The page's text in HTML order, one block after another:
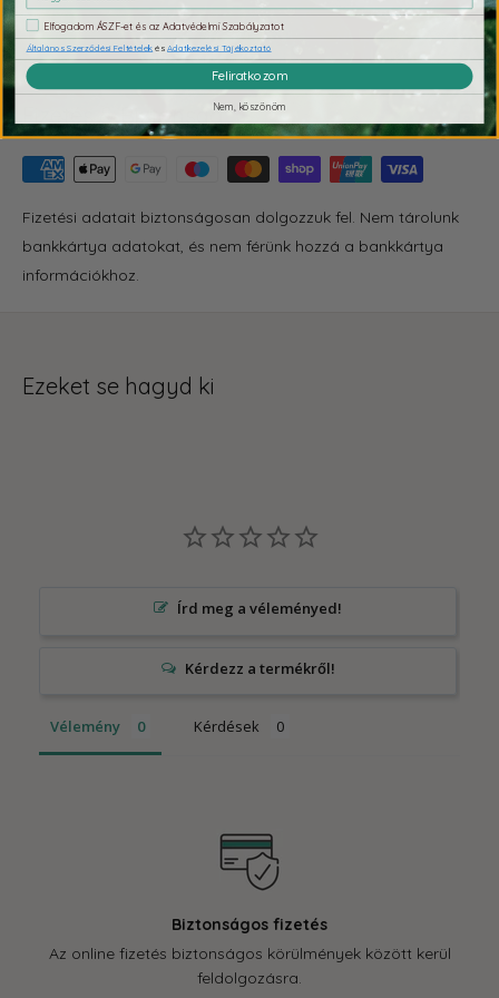
Fizetés & Biztonság
Fizetési adatait biztonságosan dolgozzuk fel. Nem tárolunk
bankkártya adatokat, és nem férünk hozzá a bankkártya
információkhoz.
Ezeket se hagyd ki
Írd meg a véleményed!
Vélemény Kérdések
Kérdésed van?
Munkatársaink állnak rendelkezésedre akár
16:00, P: 10-14:00) a
kerül
Elfogadom ÁSZF-et és az Adatvédelmi Szabályzatot
Általános Szerződési FeltételekésAdatkezelési Tájékoztató
Feliratkozom
Nem, köszönöm